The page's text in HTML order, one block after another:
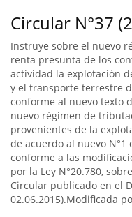
Circular N°37
Instruye sobre el nuevo
renta presunta de los
actividad la explotación
y el transporte terrestre
conforme al nuevo texto
nuevo régimen de
provenientes de la
de acuerdo al nuevo N°1
conforme a las
por la Ley N°20.780,
Circular publicado en el
02.06.2015).Modificada